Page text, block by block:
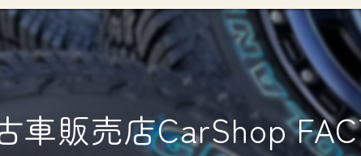
車販売店CarShop